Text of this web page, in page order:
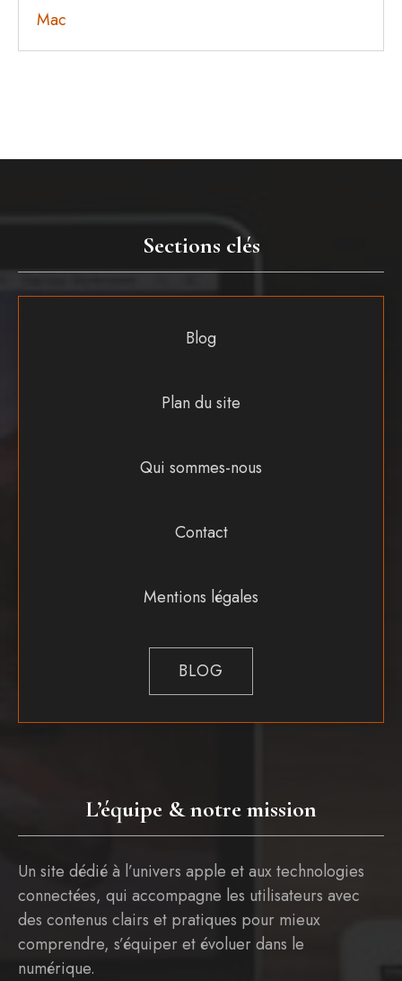
Mac
L’équipe & notre mission
Un site dédié à l’univers apple et aux technologies
connectées, qui accompagne les utilisateurs avec
des contenus clairs et pratiques pour mieux
comprendre, s’équiper et évoluer dans le
numérique.
Sections clés
Blog
Plan du site
Qui sommes-nous
Contact
Mentions légales
BLOG